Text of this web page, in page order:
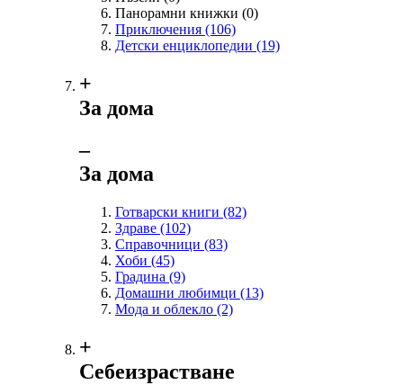
Панорамни книжки (0)
Приключения (106)
Детски енциклопедии (19)
+
За дома
‒
За дома
Готварски книги (82)
Здраве (102)
Справочници (83)
Хоби (45)
Градина (9)
Домашни любимци (13)
Мода и облекло (2)
+
Себеизрастване